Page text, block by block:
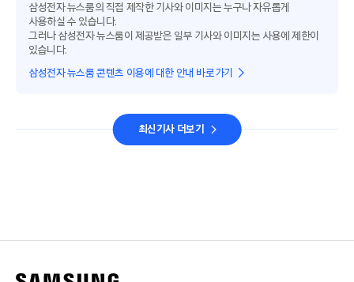
삼성전자 뉴스룸의 직접 제작한 기사와 이미지는 누구나 자유롭게
사용하실 수 있습니다.
그러나 삼성전자 뉴스룸이 제공받은 일부 기사와 이미지는 사용에 제한이
있습니다.
삼성전자 뉴스룸 콘텐츠 이용에 대한 안내 바로가기
최신기사 더보기